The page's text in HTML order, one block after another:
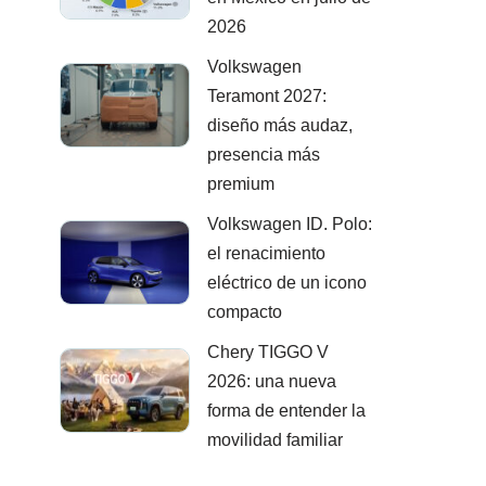
2026
Volkswagen
Teramont 2027:
diseño más audaz,
presencia más
premium
Volkswagen ID. Polo:
el renacimiento
eléctrico de un icono
compacto
Chery TIGGO V
2026: una nueva
forma de entender la
movilidad familiar